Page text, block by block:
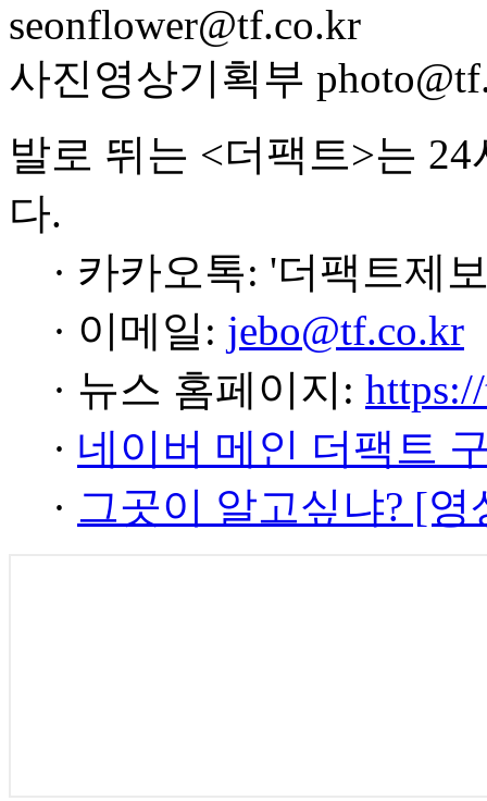
seonflower@tf.co.kr
사진영상기획부
발로 뛰는 <더팩트>는
다.
· 카카오톡: '더팩트제
· 이메일: jebo@tf.co.kr
· 뉴스 홈페이지:
· 네이버 메인 더팩트
· 그곳이 알고싶냐? [